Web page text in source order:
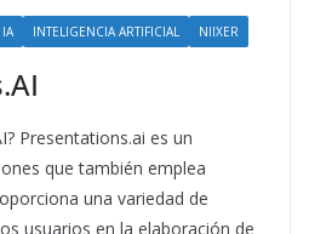
INTELIGENCIA ARTIFICIAL NIIXER
Presentations.ai es un
que también emplea
una variedad de
usuarios en la elaboración de